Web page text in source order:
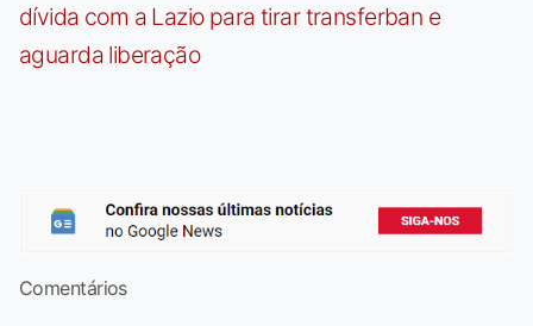
dívida com a Lazio para tirar transferban e
aguarda liberação
Comentários